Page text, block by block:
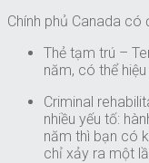
Chính phủ Canada
Thẻ tạm trú –
năm, có thể
Criminal
nhiều yếu tố:
năm thì bạn có
chỉ xảy ra một